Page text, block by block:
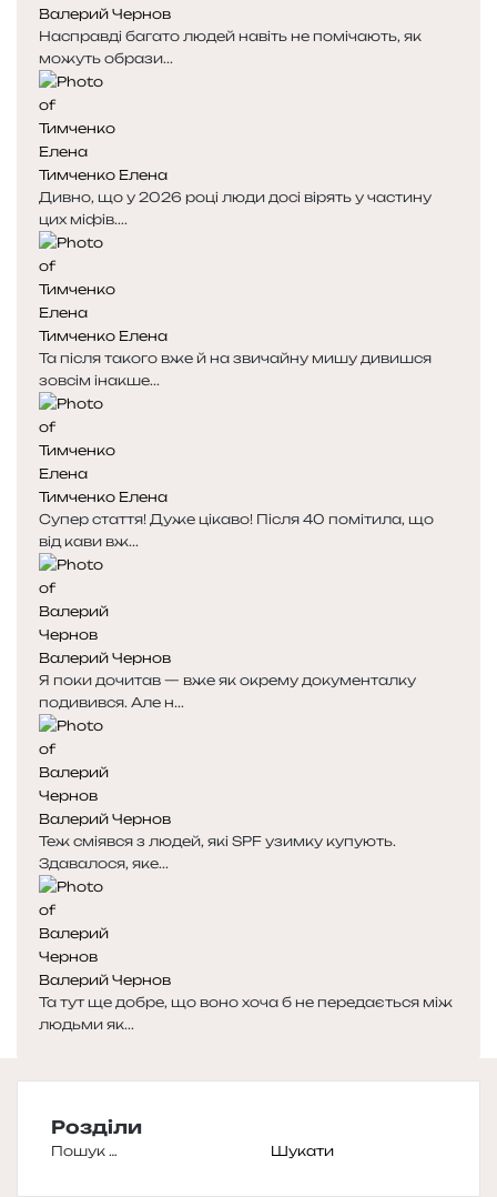
Валерий Чернов
Насправді багато людей навіть не помічають, як
можуть образи...
Тимченко Елена
Дивно, що у 2026 році люди досі вірять у частину
цих міфів....
Тимченко Елена
Та після такого вже й на звичайну мишу дивишся
зовсім інакше...
Тимченко Елена
Супер стаття! Дуже цікаво! Після 40 помітила, що
від кави вж...
Валерий Чернов
Я поки дочитав — вже як окрему документалку
подивився. Але н...
Валерий Чернов
Теж сміявся з людей, які SPF узимку купують.
Здавалося, яке...
Валерий Чернов
Та тут ще добре, що воно хоча б не передається між
людьми як...
Розділи
Пошук: